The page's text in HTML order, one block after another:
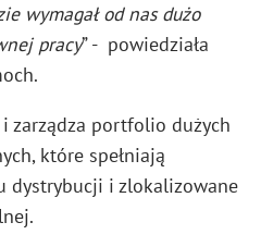
wymagał od nas dużo
pracy” - powiedziała
zarządza portfolio dużych
które spełniają
dystrybucji i zlokalizowane